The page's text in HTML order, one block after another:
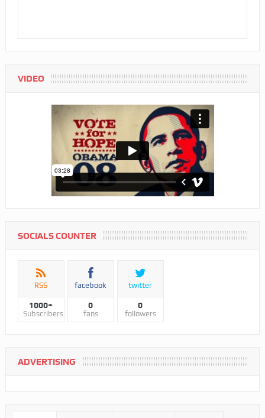
VIDEO
SOCIALS COUNTER
RSS
1000+
Subscribers
facebook
0
fans
twitter
0
followers
ADVERTISING